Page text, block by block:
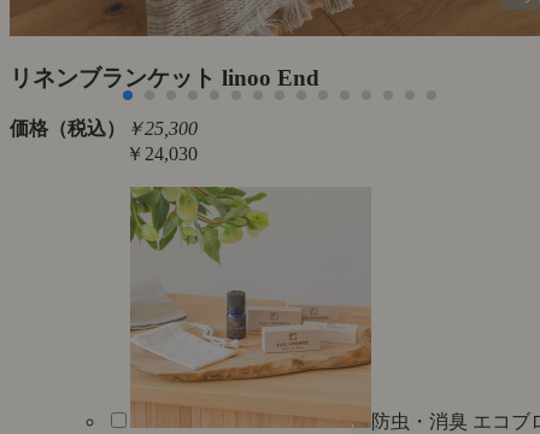
リネンブランケット linoo End
価格（税込）
￥25,300
￥24,030
防虫・消臭 エコブ